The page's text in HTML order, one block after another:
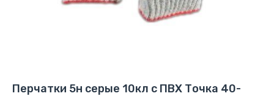
Перчатки 5н серые 10кл с ПВХ Точка 40-